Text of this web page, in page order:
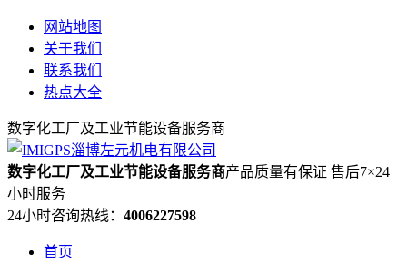
网站地图
关于我们
联系我们
热点大全
数字化工厂及工业节能设备服务商
数字化工厂及工业节能设备服务商产品质量有保证 售后7×24
小时服务
24小时咨询热线： 4006227598
首页